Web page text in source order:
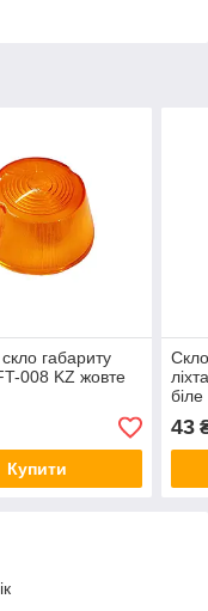
габариту
008 KZ жовте
Купити
біле
43